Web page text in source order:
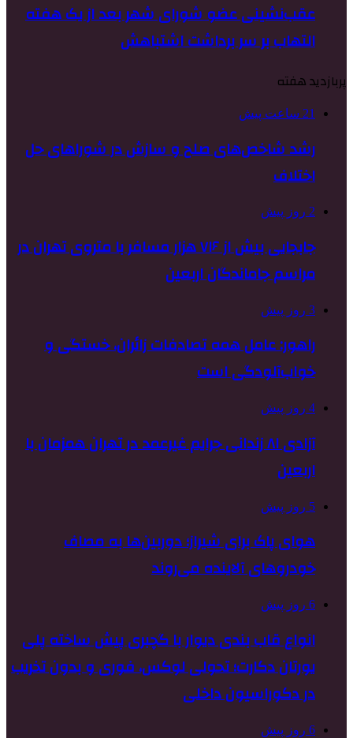
عقب‌نشینی عضو شورای شهر بعد از یک هفته
التهاب بر سر برداشت اشتباهش
پربازدید هفته
21 ساعت پیش
رشد شاخص‌های صلح و سازش در شوراهای حل
اختلاف
2 روز پیش
جابجایی بیش از ۷۱۶ هزار مسافر با متروی تهران در
مراسم جاماندگان اربعین
3 روز پیش
راهور: عامل همه تصادفات زائران، خستگی و
خواب‌آلودگی است
4 روز پیش
آزادی ۸۱ زندانی جرایم غیرعمد در تهران همزمان با
اربعین
5 روز پیش
هوای پاک برای شیراز؛ دوربین‌ها به مصاف
خودروهای آلاینده می‌روند
6 روز پیش
انواع قاب بندی دیوار با گچبری پیش ساخته پلی
یورتان دکارت؛ تحولی لوکس، فوری و بدون تخریب
در دکوراسیون داخلی
6 روز پیش